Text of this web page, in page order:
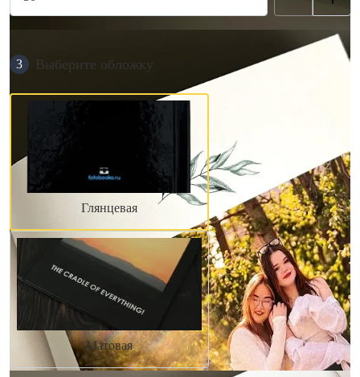
3 Выберите обложку
Глянцевая
Матовая